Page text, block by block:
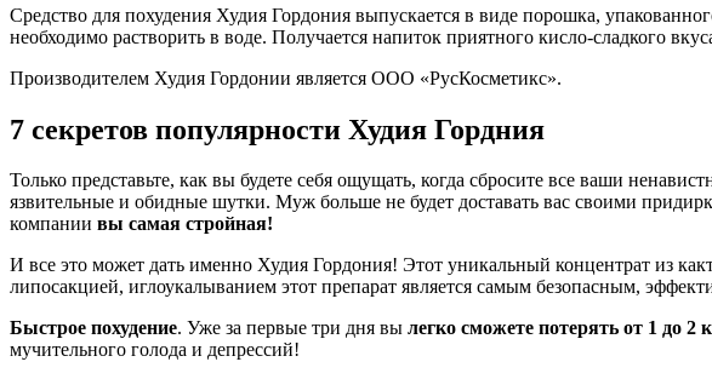
Средство для похудения Худия Гордония выпускается в виде порошка,
необходимо растворить в воде. Получается напиток приятного кисло-сладкого
Производителем Худия Гордонии является ООО «РусКосметикс».
7 секретов популярности Худия Гордния
Только представьте, как вы будете себя ощущать, когда сбросите все ваши
язвительные и обидные шутки. Муж больше не будет доставать вас своими
компании вы самая стройная!
И все это может дать именно Худия Гордония! Этот уникальный концентрат из
липосакцией, иглоукалыванием этот препарат является самым безопасным,
Быстрое похудение. Уже за первые три дня вы легко сможете потерять от 1 до 2
мучительного голода и депрессий!